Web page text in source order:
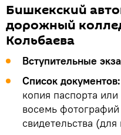
Бишкекский
дорожный
Кольбаева
Вступительные
Список документов:
копия паспорта
восемь
свидетельства